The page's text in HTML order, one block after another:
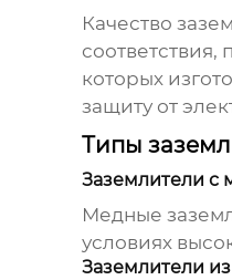
Качество
которых
защиту от
Типы
Заземлители
Медные
условиях
Заземлители